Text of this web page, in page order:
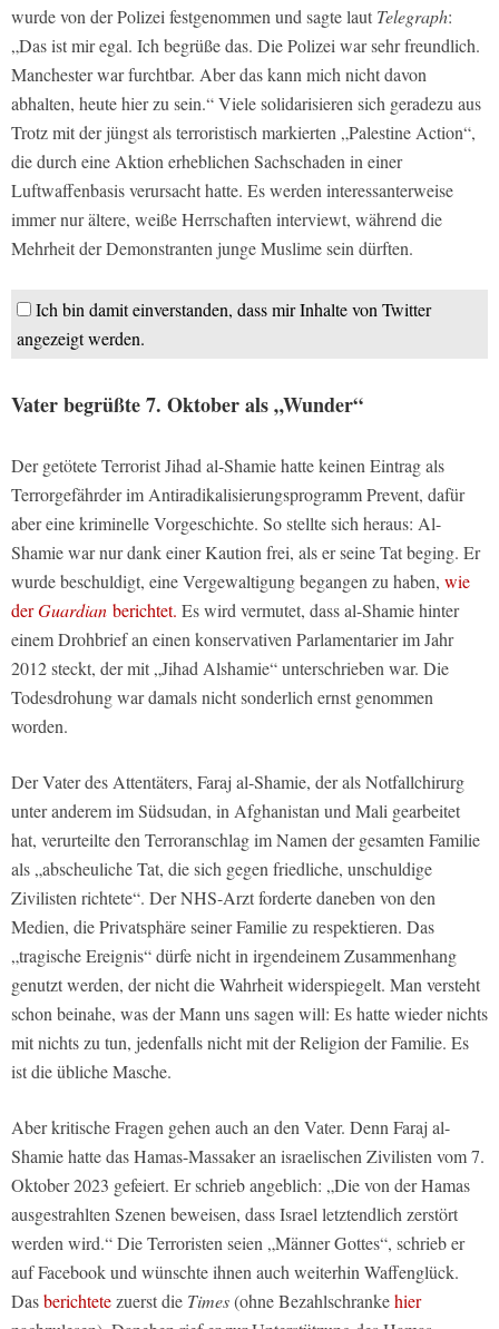
wurde von der Polizei festgenommen und sagte laut Telegraph:
„Das ist mir egal. Ich begrüße das. Die Polizei war sehr freundlich.
Manchester war furchtbar. Aber das kann mich nicht davon
abhalten, heute hier zu sein.“ Viele solidarisieren sich geradezu aus
Trotz mit der jüngst als terroristisch markierten „Palestine Action“,
die durch eine Aktion erheblichen Sachschaden in einer
Luftwaffenbasis verursacht hatte. Es werden interessanterweise
immer nur ältere, weiße Herrschaften interviewt, während die
Mehrheit der Demonstranten junge Muslime sein dürften.
Ich bin damit einverstanden, dass mir Inhalte von Twitter
angezeigt werden.
Vater begrüßte 7. Oktober als „Wunder“
Der getötete Terrorist Jihad al-Shamie hatte keinen Eintrag als
Terrorgefährder im Antiradikalisierungsprogramm Prevent, dafür
aber eine kriminelle Vorgeschichte. So stellte sich heraus: Al-
Shamie war nur dank einer Kaution frei, als er seine Tat beging. Er
wurde beschuldigt, eine Vergewaltigung begangen zu haben, wie
derGuardian berichtet. Es wird vermutet, dass al-Shamie hinter
einem Drohbrief an einen konservativen Parlamentarier im Jahr
2012 steckt, der mit „Jihad Alshamie“ unterschrieben war. Die
Todesdrohung war damals nicht sonderlich ernst genommen
worden.
Der Vater des Attentäters, Faraj al-Shamie, der als Notfallchirurg
unter anderem im Südsudan, in Afghanistan und Mali gearbeitet
hat, verurteilte den Terroranschlag im Namen der gesamten Familie
als „abscheuliche Tat, die sich gegen friedliche, unschuldige
Zivilisten richtete“. Der NHS-Arzt forderte daneben von den
Medien, die Privatsphäre seiner Familie zu respektieren. Das
„tragische Ereignis“ dürfe nicht in irgendeinem Zusammenhang
genutzt werden, der nicht die Wahrheit widerspiegelt. Man versteht
schon beinahe, was der Mann uns sagen will: Es hatte wieder nichts
mit nichts zu tun, jedenfalls nicht mit der Religion der Familie. Es
ist die übliche Masche.
Aber kritische Fragen gehen auch an den Vater. Denn Faraj al-
Shamie hatte das Hamas-Massaker an israelischen Zivilisten vom 7.
Oktober 2023 gefeiert. Er schrieb angeblich: „Die von der Hamas
ausgestrahlten Szenen beweisen, dass Israel letztendlich zerstört
werden wird.“ Die Terroristen seien „Männer Gottes“, schrieb er
auf Facebook und wünschte ihnen auch weiterhin Waffenglück.
Dasberichtetezuerst die Times(ohne Bezahlschrankehier